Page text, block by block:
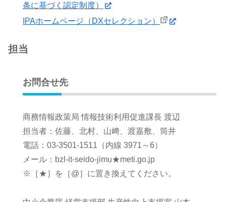
条に基づく認定制度）
IPAホームページ（DXセレクション）
担当
お問合せ先
商務情報政策局 情報技術利用促進課長 渡辺
担当者：佐藤、北村、山﨑、渡嘉敷、筒井
電話：03-3501-1511（内線 3971～6）
メール：bzl-it-seido-jimu★meti.go.jp
※［★］を［@］に置き換えてください。